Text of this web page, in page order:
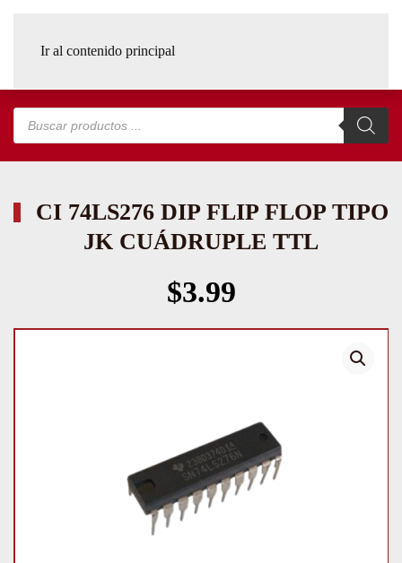
Ir al contenido principal
Búsqueda
productos
CI 74LS276 DIP FLIP FLOP TIPO
JK CUÁDRUPLE TTL
$3.99